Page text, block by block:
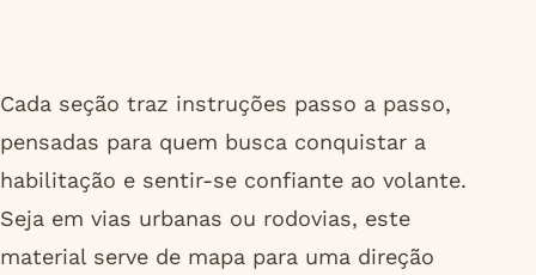
Cada seção traz instruções passo a passo,
pensadas para quem busca conquistar a
habilitação e sentir-se confiante ao volante.
Seja em vias urbanas ou rodovias, este
material serve de mapa para uma direção